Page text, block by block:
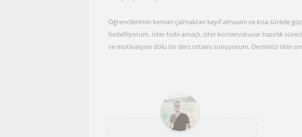
Öğrencilerimin keman çalmaktan keyif almasını ve kısa sürede
hedefliyorum. İster hobi amaçlı, ister konservatuvar hazırlık
ve motivasyon dolu bir ders ortamı sunuyorum. Dersimizi ister